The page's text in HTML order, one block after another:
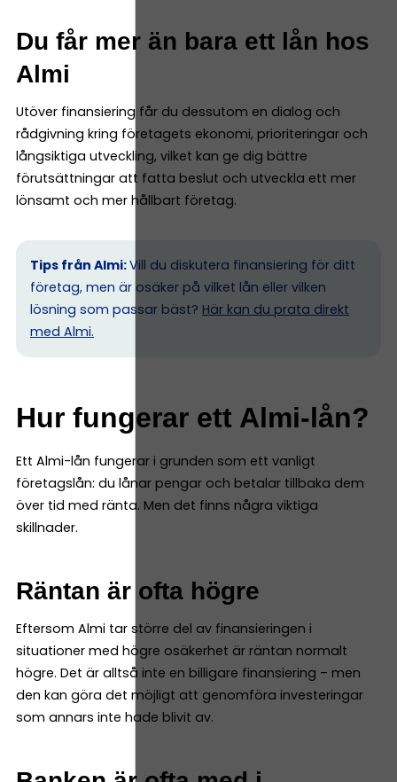
Du får mer än bara ett lån hos
Almi
Utöver finansiering får du dessutom en dialog och
rådgivning kring företagets ekonomi, prioriteringar och
långsiktiga utveckling, vilket kan ge dig bättre
förutsättningar att fatta beslut och utveckla ett mer
lönsamt och mer hållbart företag.
Tips från Almi:Vill du diskutera finansiering för ditt
företag, men är osäker på vilket lån eller vilken
lösning som passar bäst? Här kan du prata direkt
med Almi.
Hur fungerar ett Almi-lån?
Ett Almi-lån fungerar i grunden som ett vanligt
företagslån: du lånar pengar och betalar tillbaka dem
över tid med ränta. Men det finns några viktiga
skillnader.
Räntan är ofta högre
Eftersom Almi tar större del av finansieringen i
situationer med högre osäkerhet är räntan normalt
högre. Det är alltså inte en billigare finansiering – men
den kan göra det möjligt att genomföra investeringar
som annars inte hade blivit av.